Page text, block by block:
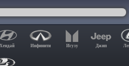
Хендай Инфинити Исузу Джип